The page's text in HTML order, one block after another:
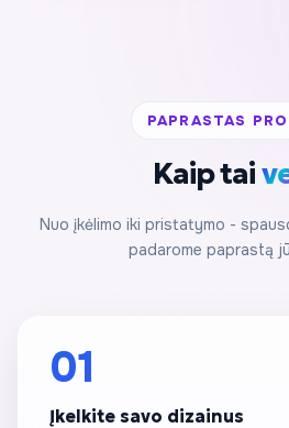
PAPRASTAS
Kaip tai
Nuo įkėlimo iki pristatymo -
padarome paprastą
01
Įkelkite savo dizainus